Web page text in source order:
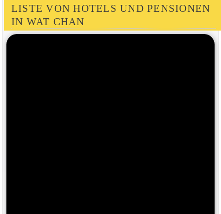
LISTE VON HOTELS UND PENSIONEN
IN WAT CHAN